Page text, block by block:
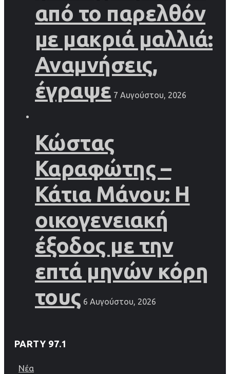
από το παρελθόν
με μακριά μαλλιά:
Αναμνήσεις,
έγραψε 7 Αυγούστου, 2026
Κώστας
Καραφώτης –
Κάτια Μάνου: Η
οικογενειακή
έξοδος με την
επτά μηνών κόρη
τους 6 Αυγούστου, 2026
PARTY 97.1
Νέα